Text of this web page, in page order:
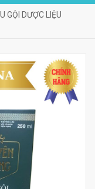
GỘI DƯỢC LIỆU